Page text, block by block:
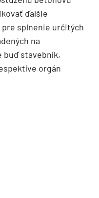
ďalšie
splnenie určitých
na
buď stavebník,
orgán